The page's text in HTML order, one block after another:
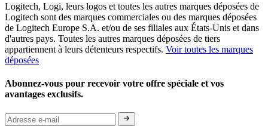
Logitech, Logi, leurs logos et toutes les autres marques déposées de
Logitech sont des marques commerciales ou des marques déposées
de Logitech Europe S.A. et/ou de ses filiales aux États-Unis et dans
d'autres pays. Toutes les autres marques déposées de tiers
appartiennent à leurs détenteurs respectifs. Voir toutes les marques
déposées
Abonnez-vous pour recevoir votre offre spéciale et vos
avantages exclusifs.